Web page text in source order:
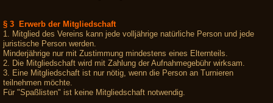
§ 3 Erwerb der Mitgliedschaft
1. Mitglied des Vereins kann jede volljährige natürliche Person und jede
juristische Person werden.
Minderjährige nur mit Zustimmung mindestens eines Elternteils.
2. Die Mitgliedschaft wird mit Zahlung der Aufnahmegebühr wirksam.
3. Eine Mitgliedschaft ist nur nötig, wenn die Person an Turnieren
teilnehmen möchte.
Für "Spaßlisten" ist keine Mitgliedschaft notwendig.